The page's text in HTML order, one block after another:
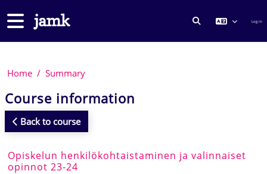
Side panel
TOGGLE Log in
Home Summary
Course information
Back to course
Opiskelun henkilökohtaistaminen ja valinnaiset
opinnot 23-24